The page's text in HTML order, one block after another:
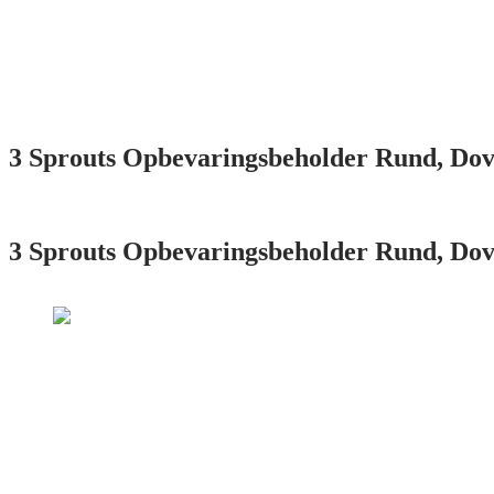
3 Sprouts Opbevaringsbeholder Rund,
3 Sprouts Opbevaringsbeholder Rund,